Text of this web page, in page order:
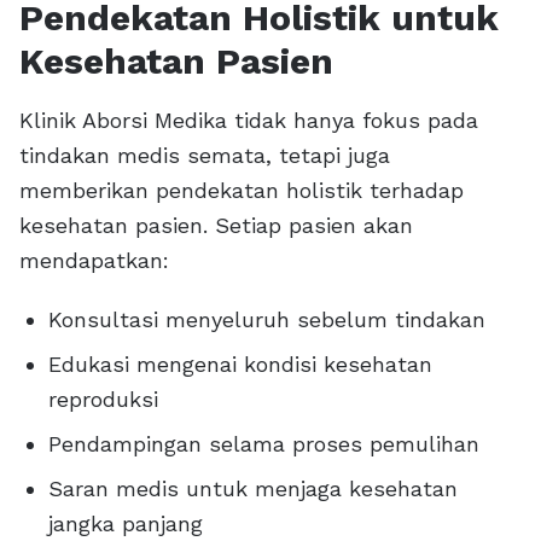
Pendekatan Holistik untuk
Kesehatan Pasien
Klinik Aborsi Medika tidak hanya fokus pada
tindakan medis semata, tetapi juga
memberikan pendekatan holistik terhadap
kesehatan pasien. Setiap pasien akan
mendapatkan:
Konsultasi menyeluruh sebelum tindakan
Edukasi mengenai kondisi kesehatan
reproduksi
Pendampingan selama proses pemulihan
Saran medis untuk menjaga kesehatan
jangka panjang